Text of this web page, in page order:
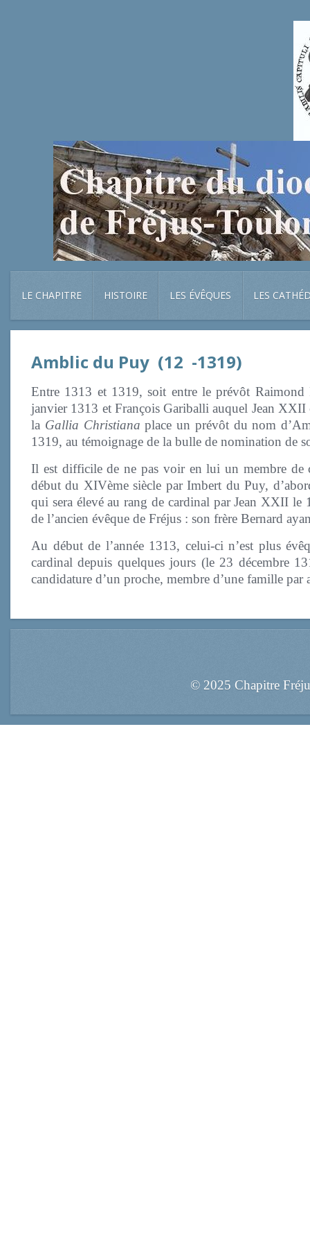
LE CHAPITRE HISTOIRE LES ÉVÊQUES LES
Amblic du Puy (12 -1319)
Entre 1313 et 1319, soit entre le prévôt
janvier 1313 et François Gariballi auquel Jean
la Gallia Christiana place un prévôt du nom
1319, au témoignage de la bulle de nomination de
Il est difficile de ne pas voir en lui un membre de
début du XIVème siècle par Imbert du Puy,
qui sera élevé au rang de cardinal par Jean XXII le
de l’ancien évêque de Fréjus : son frère Bernard
Au début de l’année 1313, celui-ci n’est plus
cardinal depuis quelques jours (le 23 décembre
candidature d’un proche, membre d’une famille par
© 2025 Chapitre